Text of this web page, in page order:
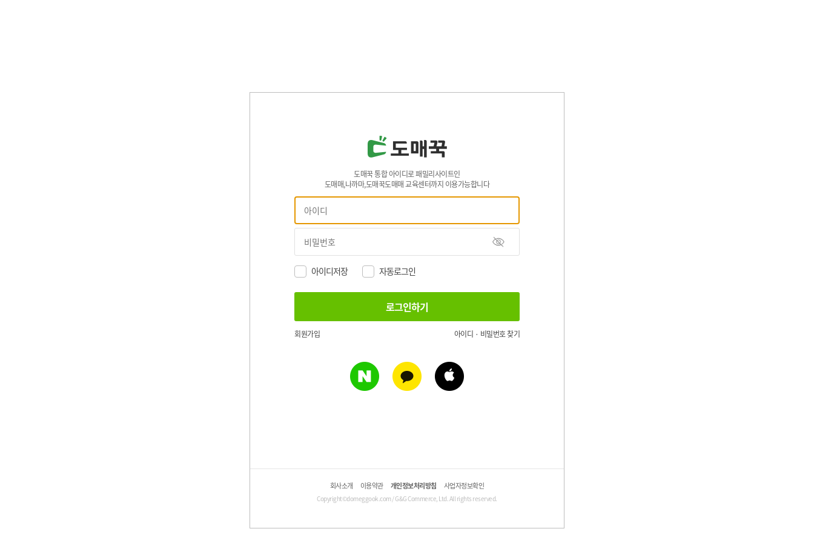
도매꾹 통합 아이디로 패밀리사이트인
도매매,나까마,도매꾹도매매 교육센터까지 이용가능합니다
아이디저장 자동로그인
회원가입 아이디 · 비밀번호 찾기
회사소개 이용약관 개인정보처리방침 사업자정보확인
Copyright©domeggook.com / G&G Commerce, Ltd. All rights reserved.